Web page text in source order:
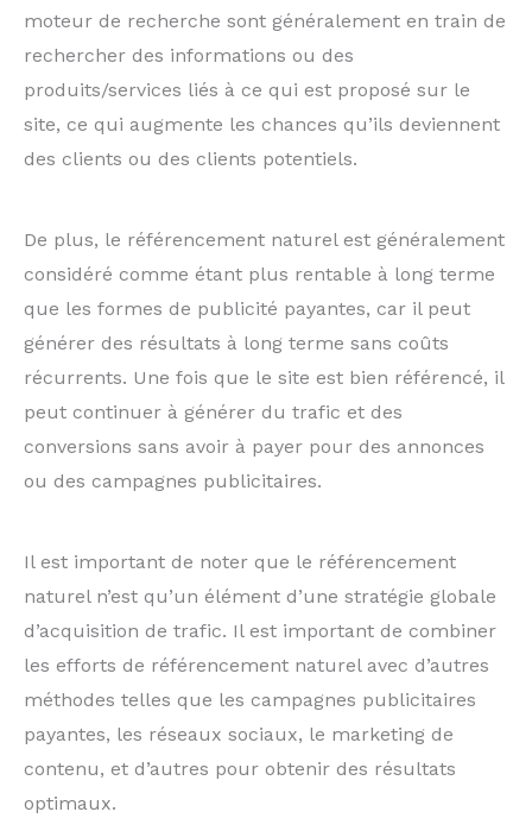
moteur de recherche sont généralement en train de
rechercher des informations ou des
produits/services liés à ce qui est proposé sur le
site, ce qui augmente les chances qu’ils deviennent
des clients ou des clients potentiels.
De plus, le référencement naturel est généralement
considéré comme étant plus rentable à long terme
que les formes de publicité payantes, car il peut
générer des résultats à long terme sans coûts
récurrents. Une fois que le site est bien référencé, il
peut continuer à générer du trafic et des
conversions sans avoir à payer pour des annonces
ou des campagnes publicitaires.
Il est important de noter que le référencement
naturel n’est qu’un élément d’une stratégie globale
d’acquisition de trafic. Il est important de combiner
les efforts de référencement naturel avec d’autres
méthodes telles que les campagnes publicitaires
payantes, les réseaux sociaux, le marketing de
contenu, et d’autres pour obtenir des résultats
optimaux.